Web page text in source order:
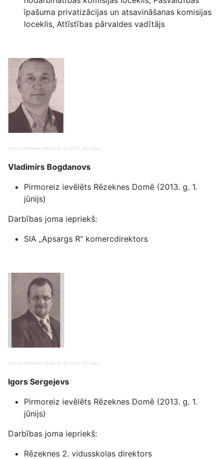
īpašuma privatizācijas un atsavināšanas komisijas
loceklis, Attīstības pārvaldes vadītājs
Foto no:Rēzeknes Vēstis, Nr. 63 (2013, 28. maijs)
Vladimirs Bogdanovs
Pirmoreiz ievēlēts Rēzeknes Domē (2013. g. 1.
jūnijs)
Darbības joma iepriekš:
SIA „Apsargs R” komercdirektors
Foto no:Rēzeknes Vēstis, Nr. 63 (2013, 28. maijs)
Igors Sergejevs
Pirmoreiz ievēlēts Rēzeknes Domē (2013. g. 1.
jūnijs)
Darbības joma iepriekš:
Rēzeknes 2. vidusskolas direktors